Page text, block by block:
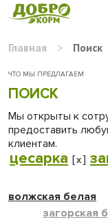
Главная > Поиск
ЧТО МЫ ПРЕДЛАГАЕМ
ПОИСК
Мы открыты к
предоставить
клиентам.
цесарка [x]
волжская белая
загорская